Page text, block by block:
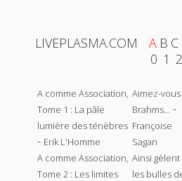
LIVEPLASMA.COM A B C
0 1 2
A comme Association,
Tome 1 : La pâle
lumière des ténèbres
- Erik L'Homme
A comme Association,
Tome 2 : Les limites
Aimez-vous
Brahms... -
Françoise
Sagan
Ainsi gèlent
les bulles